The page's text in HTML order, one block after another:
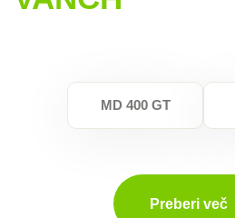
MD 400 GT
Preberi več